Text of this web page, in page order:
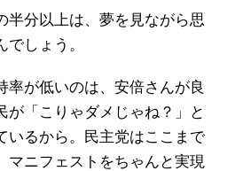
半分以上は、夢を見ながら思
しょう。
率が低いのは、安倍さんが良
が「こりゃダメじゃね？」と
いるから。民主党はここまで
マニフェストをちゃんと実現